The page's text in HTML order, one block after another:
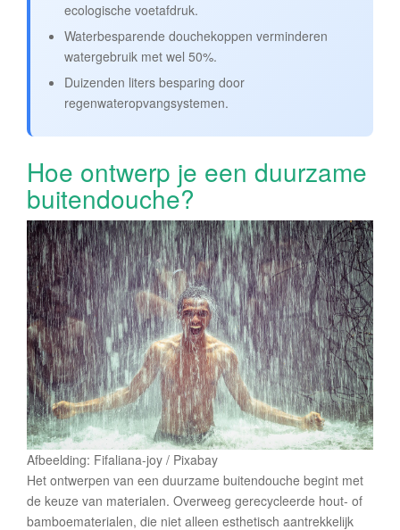
ecologische voetafdruk.
Waterbesparende douchekoppen verminderen
watergebruik met wel 50%.
Duizenden liters besparing door
regenwateropvangsystemen.
Hoe ontwerp je een duurzame
buitendouche?
Afbeelding: Fifaliana-joy / Pixabay
Het ontwerpen van een duurzame buitendouche begint met
de keuze van materialen. Overweeg gerecycleerde hout- of
bamboematerialen, die niet alleen esthetisch aantrekkelijk